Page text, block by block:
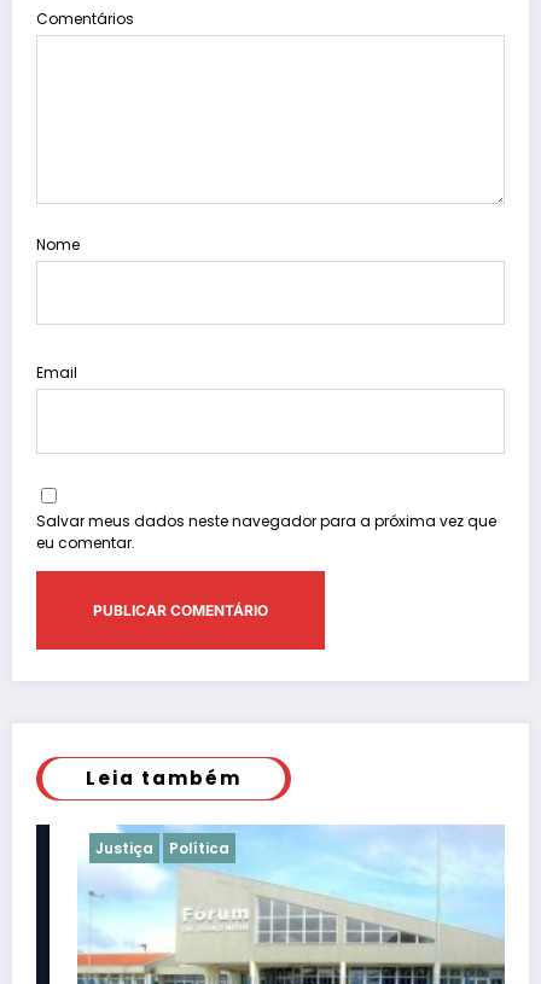
Comentários
Nome
Email
Salvar meus dados neste navegador para a próxima vez que
eu comentar.
Leia também
Justiça Política